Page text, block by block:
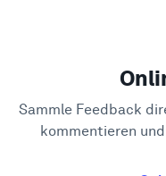
Sammle Feedback
kommentieren